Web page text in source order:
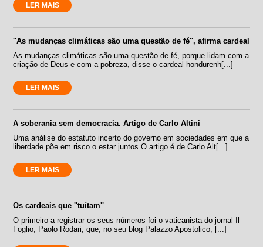
LER MAIS
''As mudanças climáticas são uma questão de fé'', afirma cardeal
As mudanças climáticas são uma questão de fé, porque lidam com a
criação de Deus e com a pobreza, disse o cardeal hondurenh[...]
LER MAIS
A soberania sem democracia. Artigo de Carlo Altini
Uma análise do estatuto incerto do governo em sociedades em que a
liberdade põe em risco o estar juntos.O artigo é de Carlo Alt[...]
LER MAIS
Os cardeais que ''tuítam''
O primeiro a registrar os seus números foi o vaticanista do jornal Il
Foglio, Paolo Rodari, que, no seu blog Palazzo Apostolico, [...]